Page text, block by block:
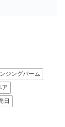
ジングバーム
ア
日